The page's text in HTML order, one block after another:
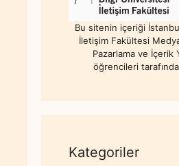
Bu sitenin içeriği
İletişim Fakültesi
Pazarlama ve İçerik
öğrencileri
Kategoriler